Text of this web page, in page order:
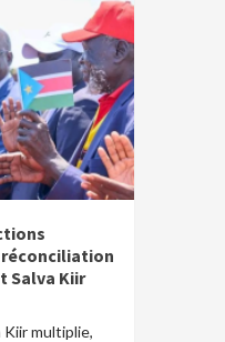
réconciliation
Salva Kiir
Kiir multiplie,